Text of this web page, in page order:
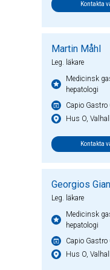
Kontakta
Martin Måhl
Leg. läkare
Medicinsk
hepatologi
Capio Gastro
Hus O,
Kontakta
Georgios
Leg. läkare
Medicinsk
hepatologi
Capio Gastro
Hus O,